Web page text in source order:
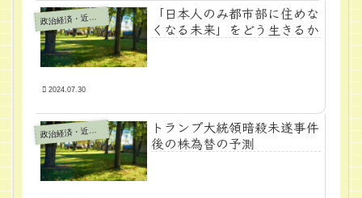
政
治経済・近代学問
「日本人のみ都市部に住めな
くなる未来」をどう生きるか
2024.07.30
政
治経済・近代学問
トランプ大統領暗殺未遂事件
後の株為替の予測